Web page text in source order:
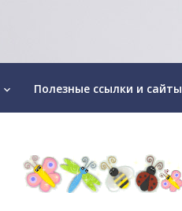
keyboard_arrow_down Полезные ссылки и сайты